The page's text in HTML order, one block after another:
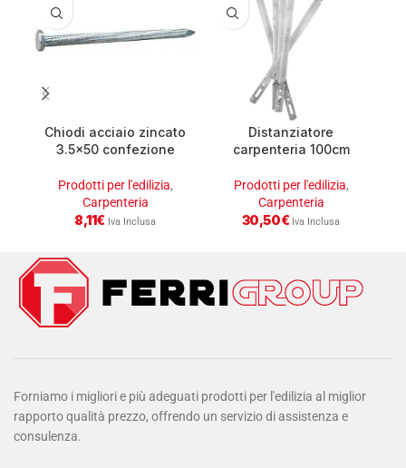
Chiodi acciaio zincato
3.5×50 confezione
Prodotti per l'edilizia,
Carpenteria
8,11€ Iva Inclusa
Distanziatore
carpenteria 100cm
Prodotti per l'edilizia,
Carpenteria
30,50€ Iva Inclusa
Forniamo i migliori e più adeguati prodotti per l'edilizia al miglior
rapporto qualità prezzo, offrendo un servizio di assistenza e
consulenza.